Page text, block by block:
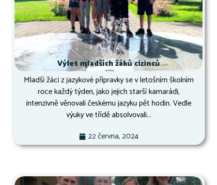
Výlet mladších žáků cizinců
Mladší žáci z jazykové přípravky se v letošním školním
roce každý týden, jako jejich starší kamarádi,
intenzivně věnovali českému jazyku pět hodin. Vedle
výuky ve třídě absolvovali...
22 června, 2024